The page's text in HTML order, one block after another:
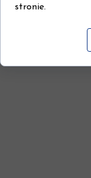
stronie.